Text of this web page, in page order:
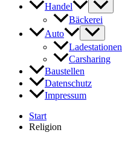
Handel
Bäckerei
Auto
Ladestationen
Carsharing
Baustellen
Datenschutz
Impressum
Start
Religion